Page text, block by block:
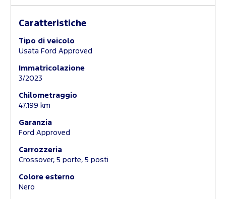
Caratteristiche
Tipo di veicolo
Usata Ford Approved
Immatricolazione
3/2023
Chilometraggio
47.199 km
Garanzia
Ford Approved
Carrozzeria
Crossover, 5 porte, 5 posti
Colore esterno
Nero